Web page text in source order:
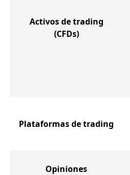
Activos de trading
(CFDs)
Plataformas de trading
Opiniones